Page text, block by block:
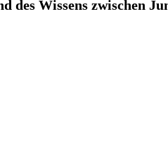
des Wissens zwischen